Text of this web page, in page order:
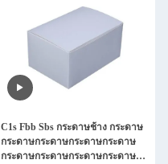
C1s Fbb Sbs กระดาษช้าง กระดาษ
กระดาษกระดาษกระดาษกระดาษ
กระดาษกระดาษกระดาษกระดาษ